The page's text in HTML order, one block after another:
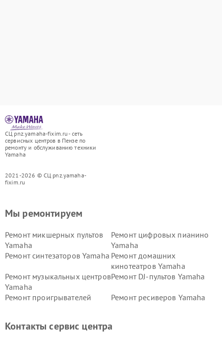
СЦ pnz.yamaha-fixim.ru - сеть
сервисных центров в Пензе по
ремонту и обслуживанию техники
Yamaha
2021-2026 © СЦ pnz.yamaha-
fixim.ru
Мы ремонтируем
Ремонт микшерных пультов
Yamaha
Ремонт цифровых пианино
Yamaha
Ремонт синтезаторов Yamaha Ремонт домашних
кинотеатров Yamaha
Ремонт музыкальных центров
Yamaha
Ремонт DJ-пультов Yamaha
Ремонт проигрывателей
Ремонт ресиверов Yamaha
Yamaha
Yamaha
Контакты сервис центра